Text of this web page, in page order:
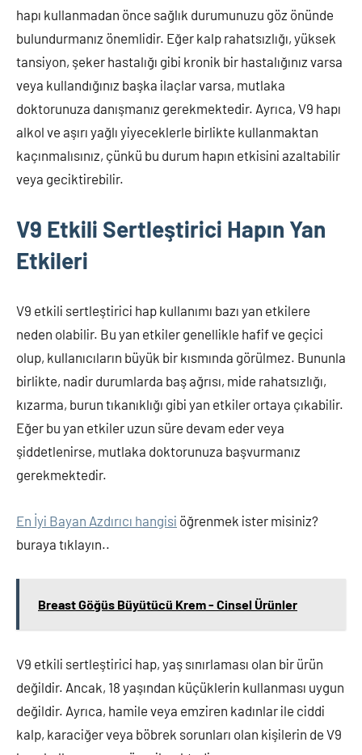
hapı kullanmadan önce sağlık durumunuzu göz önünde
bulundurmanız önemlidir. Eğer kalp rahatsızlığı, yüksek
tansiyon, şeker hastalığı gibi kronik bir hastalığınız varsa
veya kullandığınız başka ilaçlar varsa, mutlaka
doktorunuza danışmanız gerekmektedir. Ayrıca, V9 hapı
alkol ve aşırı yağlı yiyeceklerle birlikte kullanmaktan
kaçınmalısınız, çünkü bu durum hapın etkisini azaltabilir
veya geciktirebilir.
V9 Etkili Sertleştirici Hapın Yan
Etkileri
V9 etkili sertleştirici hap kullanımı bazı yan etkilere
neden olabilir. Bu yan etkiler genellikle hafif ve geçici
olup, kullanıcıların büyük bir kısmında görülmez. Bununla
birlikte, nadir durumlarda baş ağrısı, mide rahatsızlığı,
kızarma, burun tıkanıklığı gibi yan etkiler ortaya çıkabilir.
Eğer bu yan etkiler uzun süre devam eder veya
şiddetlenirse, mutlaka doktorunuza başvurmanız
gerekmektedir.
En İyi Bayan Azdırıcı hangisi öğrenmek ister misiniz?
buraya tıklayın..
Breast Göğüs Büyütücü Krem - Cinsel Ürünler
V9 etkili sertleştirici hap, yaş sınırlaması olan bir ürün
değildir. Ancak, 18 yaşından küçüklerin kullanması uygun
değildir. Ayrıca, hamile veya emziren kadınlar ile ciddi
kalp, karaciğer veya böbrek sorunları olan kişilerin de V9